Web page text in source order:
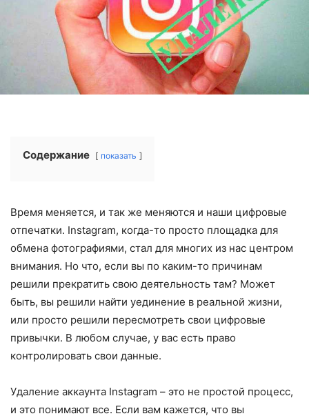
Содержание показать
Время меняется, и так же меняются и наши цифровые
отпечатки. Instagram, когда-то просто площадка для
обмена фотографиями, стал для многих из нас центром
внимания. Но что, если вы по каким-то причинам
решили прекратить свою деятельность там? Может
быть, вы решили найти уединение в реальной жизни,
или просто решили пересмотреть свои цифровые
привычки. В любом случае, у вас есть право
контролировать свои данные.
Удаление аккаунта Instagram – это не простой процесс,
и это понимают все. Если вам кажется, что вы